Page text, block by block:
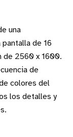
una
de 16
de 2560 x 1600.
de
colores del
los detalles y